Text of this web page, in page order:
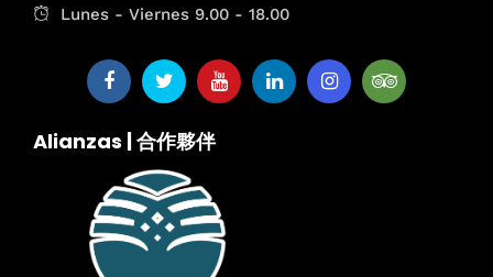
Lunes - Viernes 9.00 - 18.00
Alianzas | 合作夥伴